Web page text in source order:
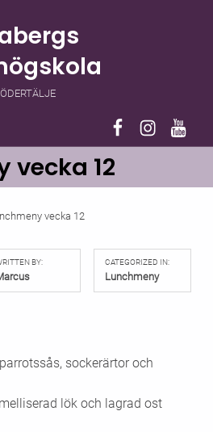
vecka 12
vecka 12
BY: CATEGORIZED IN:
Lunchmeny
sockerärtor och
lök och lagrad ost